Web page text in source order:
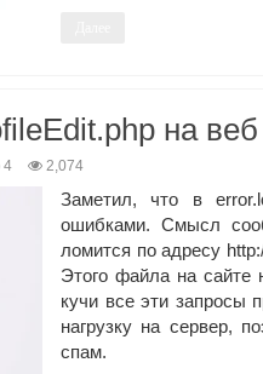
на
4 2,074
Заметил, что в
ошибками. Смысл
ломится по адресу
Этого файла на сайте
кучи все эти запросы
нагрузку на сервер,
спам.